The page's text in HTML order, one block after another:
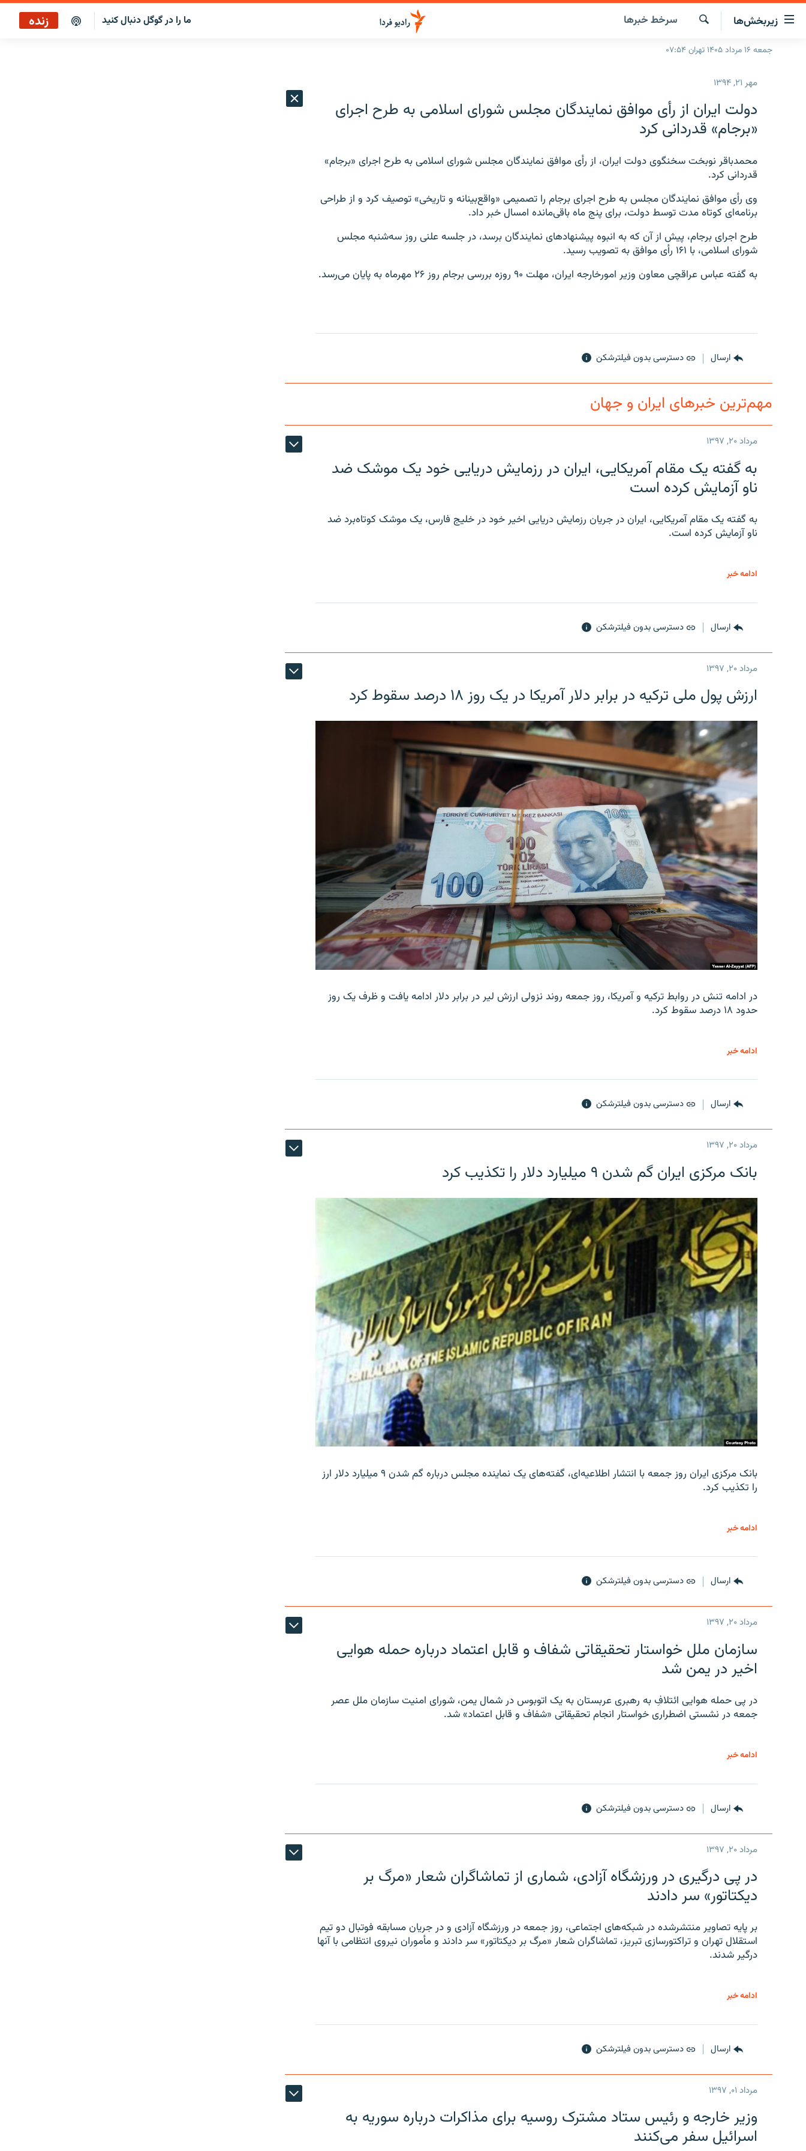
لینک‌های
قابلیت
دسترسی
زیربخش‌ها
صفحه اصلی
انتخاب کنید و بشنوید
برنامه‌های رادیویی
چندرسانه‌ای
گزارش‌های تصویری
گزارش‌های ویدئویی
جستجو
سرخط‌ خبرها ما را در گوگل دنبال کنید زنده
جمعه ۱۶ مرداد ۱۴۰۵ تهران ۰۷:۵۴
مهر ۲۱, ۱۳۹۴
دولت ایران از رأی موافق نمایندگان مجلس شورای اسلامی به طرح اجرای
«برجام» قدردانی کرد
محمدباقر نوبخت سخنگوی دولت ایران، از رأی موافق نمایندگان مجلس شورای اسلامی به طرح اجرای «برجام»
قدردانی کرد.
وی رأی موافق نمایندگان مجلس به طرح اجرای برجام را تصمیمی «واقع‌بینانه و تاریخی» توصیف کرد و از طراحی
برنامه‌ای کوتاه مدت توسط دولت، برای پنج ماه باقی‌مانده امسال خبر داد.
طرح اجرای برجام، پیش از آن که به انبوه پیشنهادهای نمایندگان برسد، در جلسه علنی روز سه‌شنبه مجلس
شورای اسلامی، با ۱۶۱ رأی موافق به تصویب رسید.
به گفته عباس عراقچی معاون وزیر امورخارجه ایران، مهلت ۹۰ روزه بررسی برجام روز ۲۶ مهرماه به پایان می‌رسد.
ارسال دسترسی بدون فیلترشکن
مهم‌ترین خبرهای ایران و جهان
مرداد ۲۰, ۱۳۹۷
به گفته یک مقام آمریکایی، ایران در رزمایش دریایی خود یک موشک ضد
ناو آزمایش کرده است
به گفته یک مقام آمریکایی، ایران در جریان رزمایش دریایی اخیر خود در خلیج فارس، یک موشک کوتاه‌برد ضد
ناو آزمایش کرده است.
ادامه خبر
ارسال دسترسی بدون فیلترشکن
مرداد ۲۰, ۱۳۹۷
ارزش پول ملی ترکیه در برابر دلار آمریکا در یک روز ۱۸ درصد سقوط کرد
در ادامه تنش در روابط ترکیه و آمریکا، روز جمعه روند نزولی ارزش لیر در برابر دلار ادامه یافت و ظرف یک روز
حدود ۱۸ درصد سقوط کرد.
ادامه خبر
ارسال دسترسی بدون فیلترشکن
مرداد ۲۰, ۱۳۹۷
بانک مرکزی ایران گم شدن ۹ میلیارد دلار را تکذیب کرد
بانک مرکزی ایران روز جمعه با انتشار اطلاعیه‌ای، گفته‌های یک نماینده مجلس درباره گم شدن ۹ میلیارد دلار ارز
را تکذیب کرد.
ادامه خبر
ارسال دسترسی بدون فیلترشکن
مرداد ۲۰, ۱۳۹۷
سازمان ملل خواستار تحقیقاتی شفاف و قابل اعتماد درباره حمله هوایی
اخیر در یمن شد
در پی حمله هوایی ائتلافِ به رهبری عربستان به یک اتوبوس در شمال یمن، شورای امنیت سازمان ملل عصر
جمعه در نشستی اضطراری خواستار انجام تحقیقاتی «شفاف و قابل اعتماد» شد.
ادامه خبر
ارسال دسترسی بدون فیلترشکن
مرداد ۲۰, ۱۳۹۷
در پی درگیری در ورزشگاه آزادی، شماری از تماشاگران شعار «مرگ بر
دیکتاتور» سر دادند
بر پایه تصاویر منتشرشده در شبکه‌های اجتماعی، روز جمعه در ورزشگاه آزادی و در جریان مسابقه فوتبال دو تیم
استقلال تهران و تراکتورسازی تبریز، تماشاگران شعار «مرگ بر دیکتاتور» سر دادند و مأموران نیروی انتظامی با آنها
درگیر شدند.
ادامه خبر
ارسال دسترسی بدون فیلترشکن
مرداد ۰۱, ۱۳۹۷
وزیر خارجه و رئیس‌ ستاد مشترک روسیه برای مذاکرات درباره سوریه به
اسرائیل سفر می‌کنند